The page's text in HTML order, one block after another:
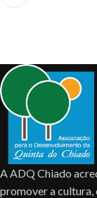
A ADQ Chiado
promover a cultura,